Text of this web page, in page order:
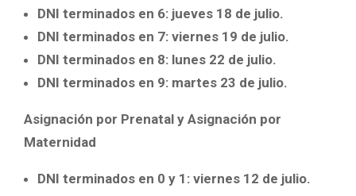
DNI terminados en 6: jueves 18 de julio.
DNI terminados en 7: viernes 19 de julio.
DNI terminados en 8: lunes 22 de julio.
DNI terminados en 9: martes 23 de julio.
Asignación por Prenatal y Asignación por
Maternidad
DNI terminados en 0 y 1: viernes 12 de julio.